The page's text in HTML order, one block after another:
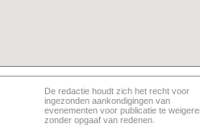
De redactie houdt zich het recht voor
ingezonden aankondigingen van
evenementen voor publicatie te
zonder opgaaf van redenen.